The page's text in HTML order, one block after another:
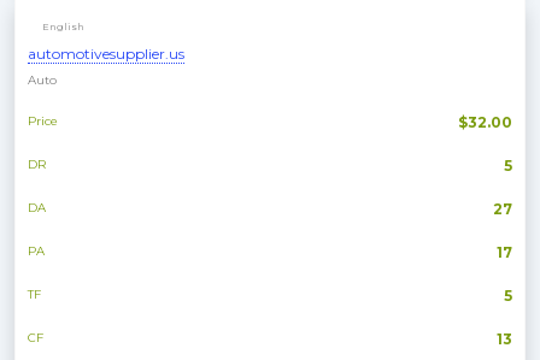
English
automotivesupplier.us
Auto
$32.00
Price
5
DR
27
DA
17
PA
5
TF
13
CF